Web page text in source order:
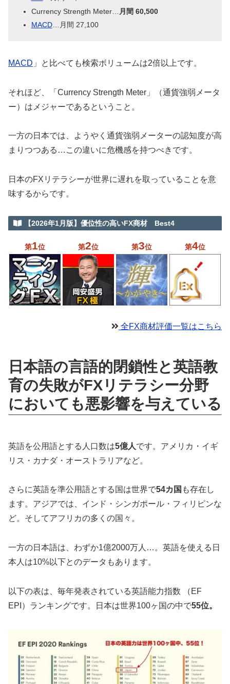
Currency Strength Meter…
月間 60,500
MACD…月間 27,100
MACD 」と比べても検索ボリュームは2倍以上です。
それほど、「Currency Strength Meter」（通貨強弱メータ
ー）はメジャーであるということ。
一方の日本では、ようやく通貨強弱メーターの認知度が高
まりつつある…この違いに危機感を持つべきです。
日本のFXリテラシーが世界に遅れを取っていることを意
味するからです。
【2026年1月版】優位性の高いFX商材 Best4
第1位 第2位 第3位 第4位
全FX商材評価一覧はこちら
日本語の言語的閉鎖性と英語教
育の失敗がFXリテラシー分野
においても悪影響を与えている
英語を公用語とする人口数は5億人です。アメリカ・イギ
リス・カナダ・オーストラリアなど。
さらに英語を準公用語とする国は世界で54カ国 も存在し
ます。アジアでは、インド・シンガポール・フィリピンな
ど。そしてアフリカの多くの国々。
一方の日本語は、わずか1億2000万人…。英語を使える日
本人は10%以下とのデータもあります。
以下の表は、毎年発表されている英語能力指数 （EF
EPI）ランキングです。日本は世界100ヶ国の中で55位。